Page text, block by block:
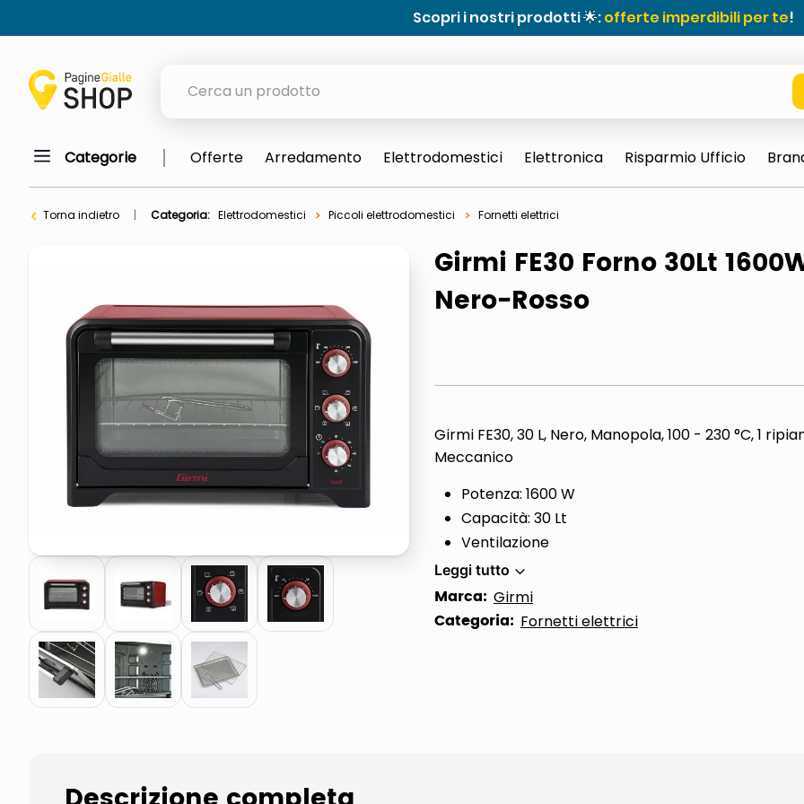
Scopri i nostri prodotti 🌟:offerte imperdibili per te!
meme
ombrelloni
italia independent occhiali sole 0703 thin rotondo sun
lucidatrice pavimenti
elenco telefonico
pattumiera raccolta differenziata
asciuga capelli spazzola
Categorie Offerte Arredamento Elettrodomestici Elettronica Risparmio Ufficio
Torna indietro Categoria: Elettrodomestici Piccoli elettrodomestici Fornetti elettrici
Girmi FE30 Forno 30Lt
Nero-Rosso
Girmi FE30, 30 L, Nero, Manopola, 100 - 230 °C, 1
Meccanico
Potenza: 1600 W
Capacità: 30 Lt
Ventilazione
Leggi tutto
Marca: Girmi
Categoria: Fornetti elettrici